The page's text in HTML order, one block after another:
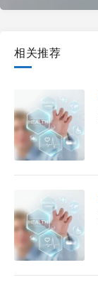
相关推荐